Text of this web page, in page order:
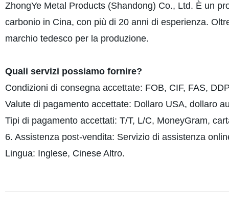
ZhongYe Metal Products (Shandong) Co., Ltd. È un
carbonio in Cina, con più di 20 anni di esperienza.
marchio tedesco per la produzione.
Quali servizi possiamo fornire?
Condizioni di consegna accettate: FOB, CIF, FAS,
Valute di pagamento accettate: Dollaro USA, dollaro
Tipi di pagamento accettati: T/T, L/C, MoneyGram,
6. Assistenza post-vendita: Servizio di assistenza
Lingua: Inglese, Cinese Altro.